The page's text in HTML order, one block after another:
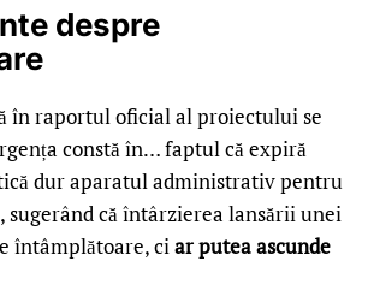
despre
în raportul oficial al proiectului se
constă în… faptul că expiră
dur aparatul administrativ pentru
sugerând că întârzierea lansării unei
întâmplătoare, ciar putea ascunde